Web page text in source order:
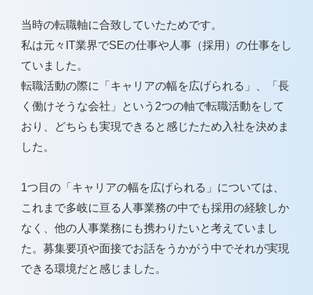
当時の転職軸に合致していたためです。
私は元々IT業界でSEの仕事や人事（採用）の仕事をし
ていました。
転職活動の際に「キャリアの幅を広げられる」、「長
く働けそうな会社」という2つの軸で転職活動をして
おり、どちらも実現できると感じたため入社を決めま
した。
1つ目の「キャリアの幅を広げられる」については、
これまで多岐に亘る人事業務の中でも採用の経験しか
なく、他の人事業務にも携わりたいと考えていまし
た。募集要項や面接でお話をうかがう中でそれが実現
できる環境だと感じました。